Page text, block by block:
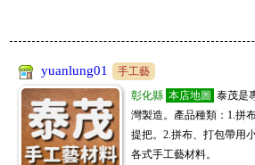
yuanlung01
手工藝
彰化縣 本店地圖 泰茂是
灣製造。產品種類：1.拼
提把。2.拼布、打包帶用
各式手工藝材料。